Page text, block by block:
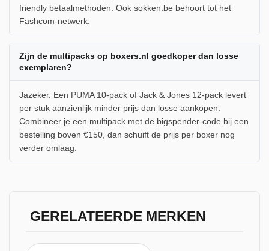
friendly betaalmethoden. Ook sokken.be behoort tot het
Fashcom-netwerk.
Zijn de multipacks op boxers.nl goedkoper dan losse
exemplaren?
Jazeker. Een PUMA 10-pack of Jack & Jones 12-pack levert
per stuk aanzienlijk minder prijs dan losse aankopen.
Combineer je een multipack met de bigspender-code bij een
bestelling boven €150, dan schuift de prijs per boxer nog
verder omlaag.
GERELATEERDE MERKEN